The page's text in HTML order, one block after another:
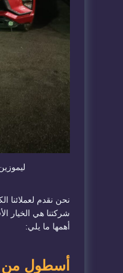
نحن نقدم لعملائنا
شركتنا هي الخيار
أهمها ما يلي:
أسطول من